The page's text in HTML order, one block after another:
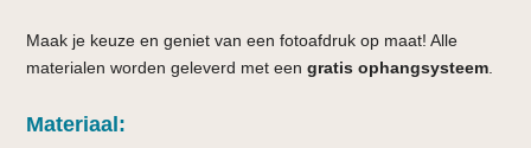
Maak je keuze en geniet van een fotoafdruk op maat! Alle
materialen worden geleverd met eengratis ophangsysteem
Materiaal